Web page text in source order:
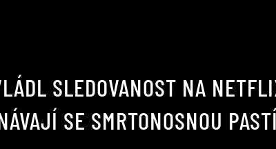
SLEDOVANOST NA
SE SMRTONOSNOU